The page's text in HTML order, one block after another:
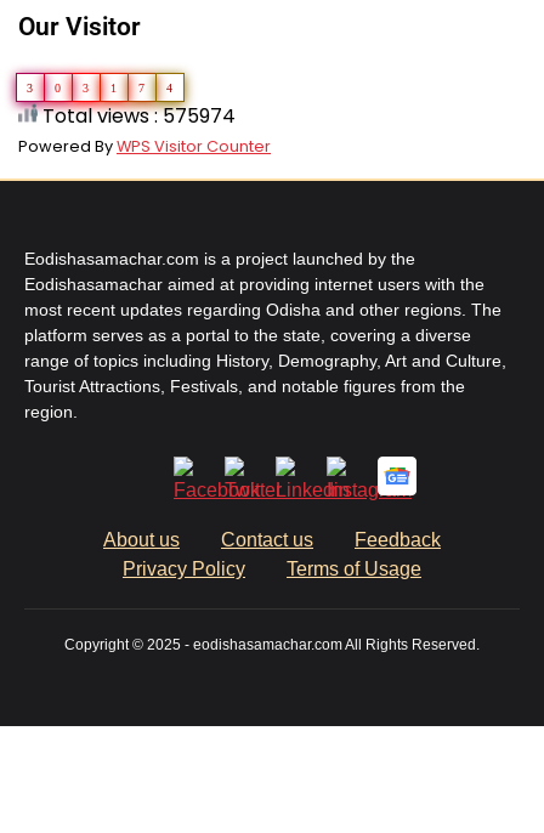
Our Visitor
3 0 3 1 7 4
Total views : 575974
Powered ByWPS Visitor Counter
Eodishasamachar.com is a project launched by the
Eodishasamachar aimed at providing internet users with the
most recent updates regarding Odisha and other regions. The
platform serves as a portal to the state, covering a diverse
range of topics including History, Demography, Art and Culture,
Tourist Attractions, Festivals, and notable figures from the
region.
About us Contact us
Feedback
Privacy Policy
Terms of Usage
Copyright © 2025 - eodishasamachar.com All Rights Reserved.